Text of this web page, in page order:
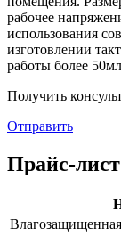
рабочее
использования
изготовлении
работы более
Получить
Отправить
Прайс-лист